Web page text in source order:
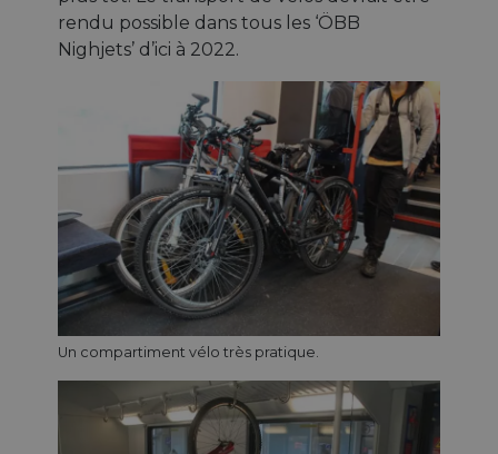
rendu possible dans tous les ‘ÖBB
Nighjets’ d’ici à 2022.
Un compartiment vélo très pratique.